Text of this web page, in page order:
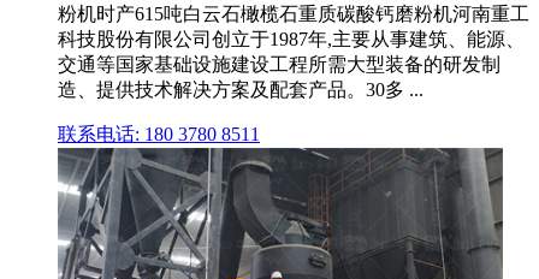
粉机时产615吨白云石橄榄石重质碳酸钙磨粉机河南重工
科技股份有限公司创立于1987年,主要从事建筑、能源、
交通等国家基础设施建设工程所需大型装备的研发制
造、提供技术解决方案及配套产品。30多 ...
联系电话: 180 3780 8511